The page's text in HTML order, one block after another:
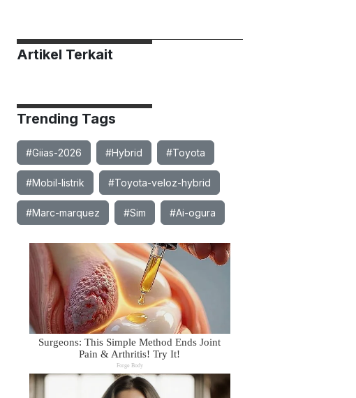
Artikel Terkait
Trending Tags
#Giias-2026 #Hybrid #Toyota
#Mobil-listrik #Toyota-veloz-hybrid
#Marc-marquez #Sim #Ai-ogura